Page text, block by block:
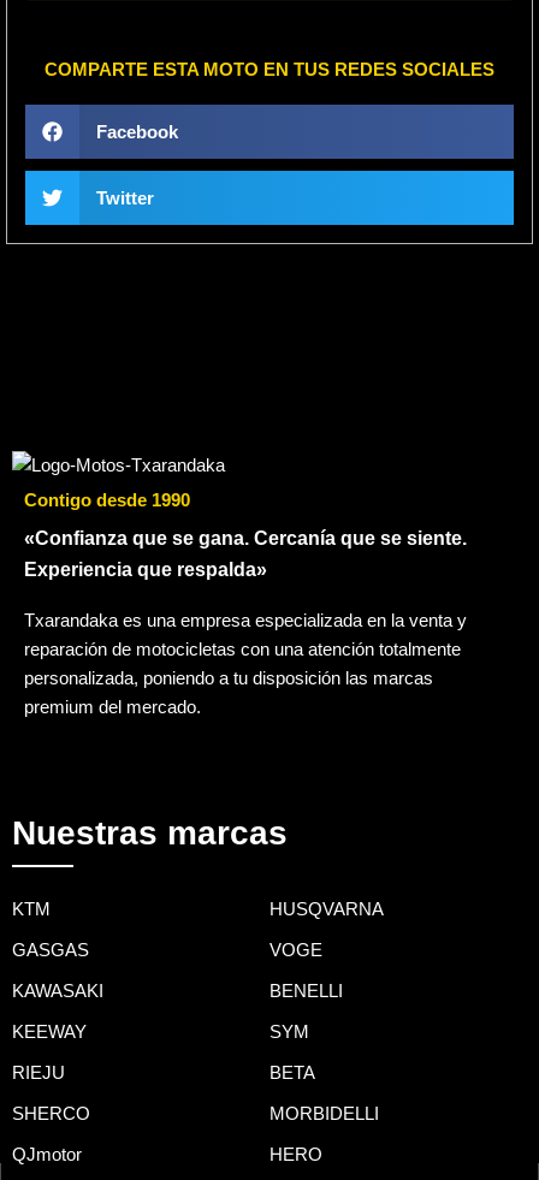
COMPARTE ESTA MOTO EN TUS REDES SOCIALES
Facebook
Twitter
Contigo desde 1990
«Confianza que se gana. Cercanía que se siente.
Experiencia que respalda»
Txarandaka es una empresa especializada en la venta y
reparación de motocicletas con una atención totalmente
personalizada, poniendo a tu disposición las marcas
premium del mercado.
Nuestras marcas
KTM HUSQVARNA
GASGAS VOGE
KAWASAKI BENELLI
KEEWAY SYM
RIEJU BETA
SHERCO MORBIDELLI
QJmotor HERO